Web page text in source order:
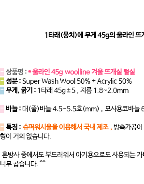
1타래(뭉치)에 무게 45g의 울라인 뜨
- 상품명 :* 울라인 45g woolline 겨울 뜨개실 털실
- 성분 :Super Wash Wool 50% + Acrylic 50%
- 무게, 굵기 : 1타래 45g±5 , 지름 1.8~2.0mm
- 바늘 :대(줄)바늘 4.5~5.5호(mm) , 모사용코바
- 특징 : 슈퍼워시울을 이용해서 국내 제조 ,방축가공이
형이 거의 없습니다.
혼방사 중에서도 부드러워서 아기용으로도 사용되는
너무 곱습니다. ^^